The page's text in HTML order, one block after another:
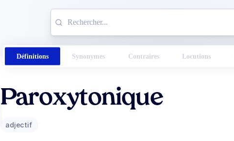
Définitions Synonymes Contraires Locutions
Paroxytonique
adjectif